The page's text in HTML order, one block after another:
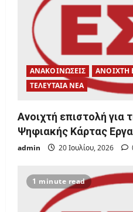
ΑΝΑΚΟΙΝΩΣΕΙΣ
ΑΝΟΙΧΤΗ
ΤΕΛΕΥΤΑΙΑ ΝΕΑ
Ανοιχτή επιστολή για
Ψηφιακής Κάρτας
admin 20 Ιουλίου, 2026
1 minute read